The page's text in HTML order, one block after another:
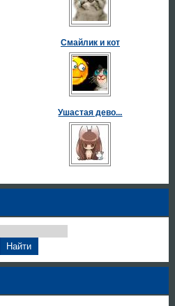
Смайлик и кот
Ушастая дево...